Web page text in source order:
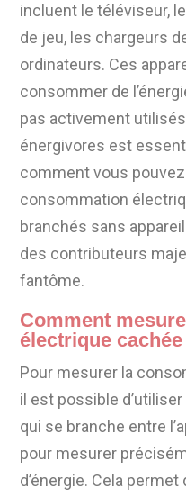
incluent le téléviseur,
de jeu, les chargeurs
ordinateurs. Ces
consommer de
pas activement
énergivores est
comment vous
consommation
branchés sans
des contributeurs
fantôme.
Comment
électrique cachée
Pour mesurer la
il est possible
qui se branche entre
pour mesurer
d’énergie. Cela